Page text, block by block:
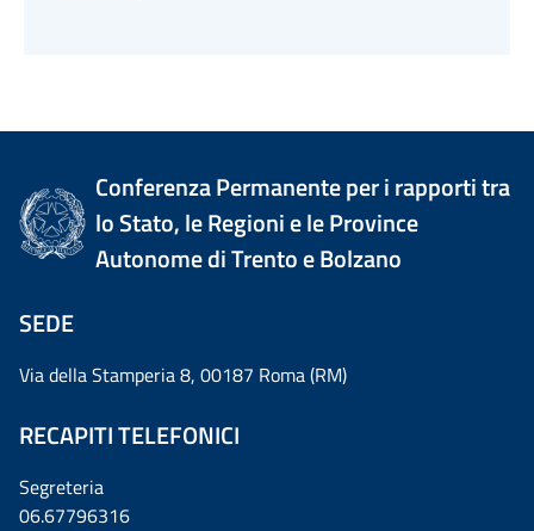
Conferenza Permanente per i rapporti tra
lo Stato, le Regioni e le Province
Autonome di Trento e Bolzano
SEDE
Via della Stamperia 8, 00187 Roma (RM)
RECAPITI TELEFONICI
Segreteria
06.67796316